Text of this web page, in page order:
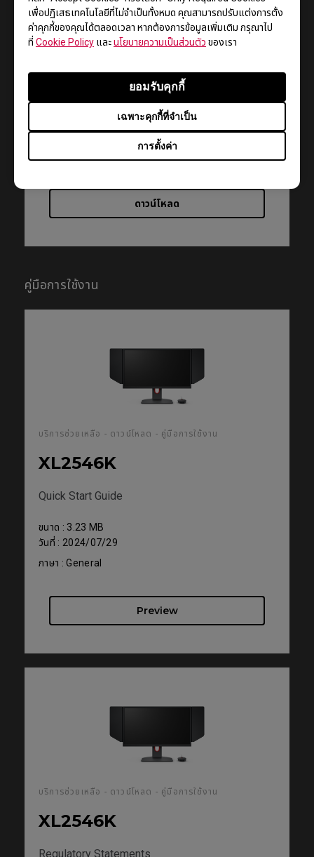
เพื่อปฏิเสธเทคโนโลยีที่ไม่จำเป็นทั้งหมด คุณสามารถปรับแต่งการตั้ง
ค่าคุกกี้ของคุณได้ตลอดเวลา หากต้องการข้อมูลเพิ่มเติม กรุณาไป
ที่ Cookie Policy และนโยบายความเป็นส่วนตัว ของเรา
การตั้งค่า
เฉพาะคุกกี้ที่จำเป็น
ยอมรับคุกกี้
บริการช่วยเหลือ - ดาวน์โหลด - ไดรเวอร์
XL2546K
WHQL driver
เวอร์ชัน : V001
วันที่ : 2020/12/24
ดาวน์โหลด
คู่มือการใช้งาน
บริการช่วยเหลือ - ดาวน์โหลด - คู่มือการใช้งาน
XL2546K
Quick Start Guide
ขนาด : 3.23 MB
วันที่ : 2024/07/29
ภาษา : General
Preview
บริการช่วยเหลือ - ดาวน์โหลด - คู่มือการใช้งาน
XL2546K
Regulatory Statements